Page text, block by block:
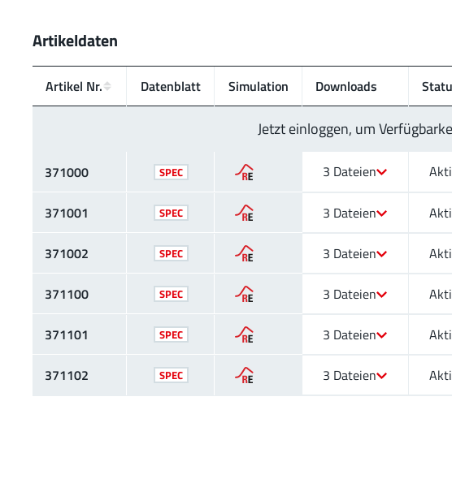
Artikeldaten
Jetzt einloggen, um
Artikel Nr. Daten­blatt Simu­lation Downloads
371000 SPEC 3 Dateien
371001 SPEC 3 Dateien
371002 SPEC 3 Dateien
371100 SPEC 3 Dateien
371101 SPEC 3 Dateien
371102 SPEC 3 Dateien